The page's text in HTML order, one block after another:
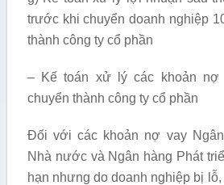
trước khi chuyển doanh nghiệp
thành công ty cổ phần
– Kế toán xử lý các khoản nợ
chuyển thành công ty cổ phần
Đối với các khoản nợ vay
Nhà nước và Ngân hàng Phát
hạn nhưng do doanh nghiệp bị